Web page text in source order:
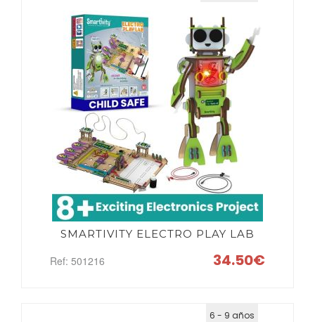
SMARTIVITY ELECTRO PLAY LAB
Ref: 501216 34.50€
6 - 9 años